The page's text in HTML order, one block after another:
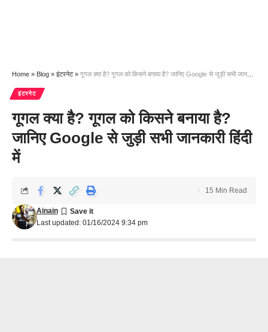
Home » Blog » इंटरनेट» गूगल क्या है? गूगल को किसने बनाया है? जानिए Google से जुड़ी सभी जानकारी हिंदी में
इंटरनेट
गूगल क्या है? गूगल को किसने बनाया है?
जानिए Google से जुड़ी सभी जानकारी हिंदी
में
Last updated: 01/16/2024 9:34 pm
Ainain
15 Min Read